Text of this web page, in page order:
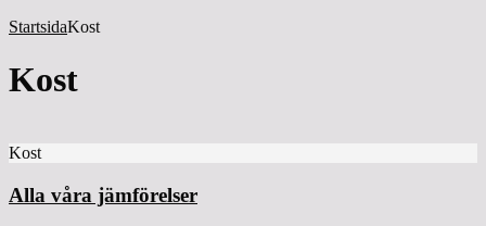
StartsidaKost
Kost
Kost
Alla våra jämförelser